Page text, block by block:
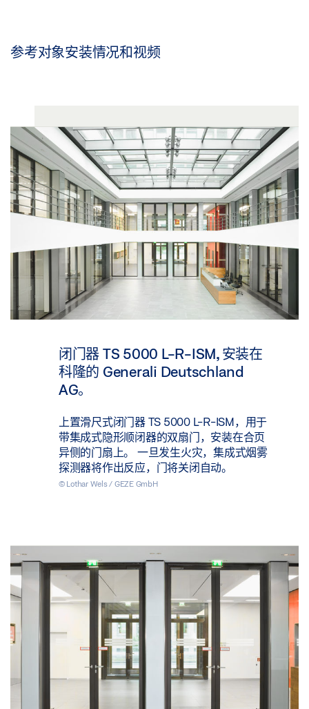
参考对象安装情况和视频
闭门器 TS 5000 L-R-ISM, 安装在
科隆的 Generali Deutschland
AG。
上置滑尺式闭门器 TS 5000 L-R-ISM，用于
带集成式隐形顺闭器的双扇门，安装在合页
异侧的门扇上。 一旦发生火灾，集成式烟雾
探测器将作出反应，门将关闭自动。
© Lothar Wels / GEZE GmbH